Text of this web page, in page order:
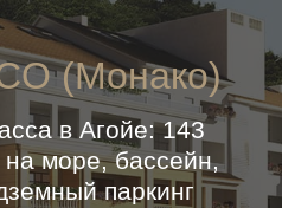
(Монако)
в Агойе: 143
море, бассейн,
паркинг